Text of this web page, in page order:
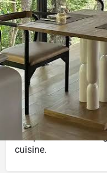
การอ้างสิทธิ์รายก
คำอธิบาย
Join us in the forest
experience at our all-
surrounding you,
sample the delicious
cuisine.